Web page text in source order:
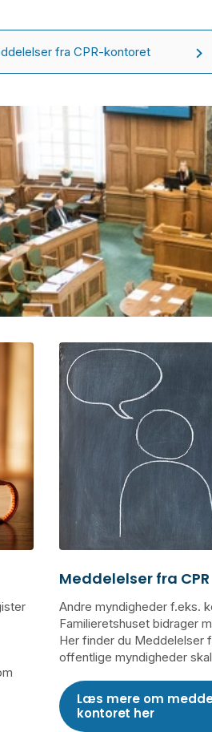
fra CPR-kontoret
Meddelelser fra CPR
Andre myndigheder f.eks.
Familieretshuset bidrager
Her finder du Meddelelser
offentlige myndigheder
Læs mere om
kontoret her